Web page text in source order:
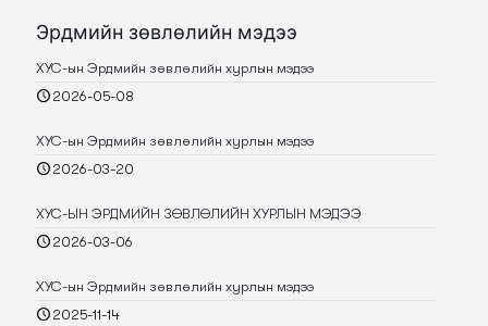
Эрдмийн зөвлөлийн мэдээ
ХУС-ын Эрдмийн зөвлөлийн хурлын мэдээ
2026-05-08
ХУС-ын Эрдмийн зөвлөлийн хурлын мэдээ
2026-03-20
ХУС-ЫН ЭРДМИЙН ЗӨВЛӨЛИЙН ХУРЛЫН МЭДЭЭ
2026-03-06
ХУС-ын Эрдмийн зөвлөлийн хурлын мэдээ
2025-11-14